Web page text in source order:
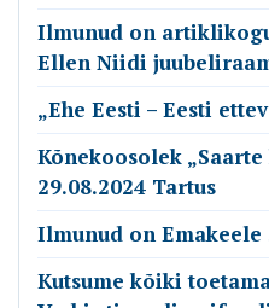
Ilmunud on
Ellen Niidi
„Ehe Eesti – Eesti
Kõnekoosolek
29.08.2024 Tartus
Ilmunud on Emakeele
Kutsume kõiki